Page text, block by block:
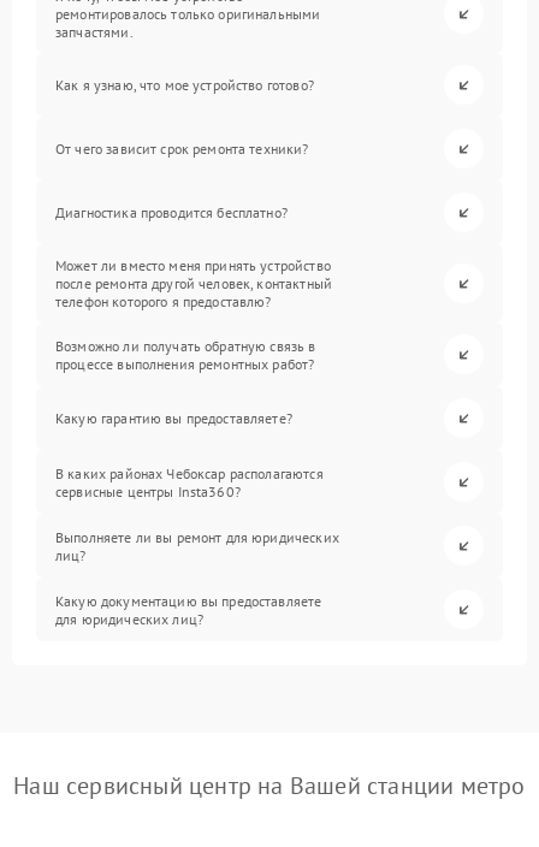
ремонтировалось только оригинальными
запчастями.
Как я узнаю, что мое устройство готово?
От чего зависит срок ремонта техники?
Диагностика проводится бесплатно?
Может ли вместо меня принять устройство
после ремонта другой человек, контактный
телефон которого я предоставлю?
Возможно ли получать обратную связь в
процессе выполнения ремонтных работ?
Какую гарантию вы предоставляете?
В каких районах Чебоксар располагаются
сервисные центры Insta360?
Выполняете ли вы ремонт для юридических
лиц?
Какую документацию вы предоставляете
для юридических лиц?
Наш сервисный центр на Вашей станции метро